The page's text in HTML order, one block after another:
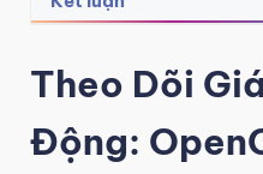
Theo Dõi
Động: